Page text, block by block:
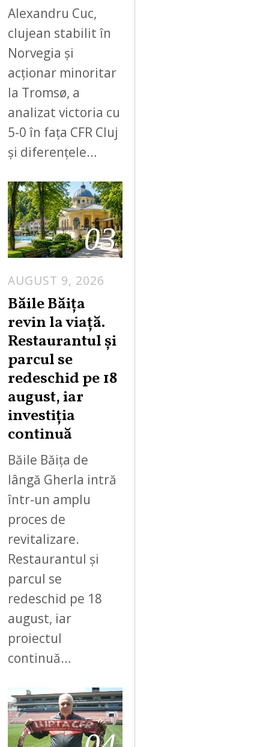
Alexandru Cuc,
clujean stabilit în
Norvegia și
acționar minoritar
la Tromsø, a
analizat victoria cu
5-0 în fața CFR Cluj
și diferențele…
03
AUGUST 9, 2026
S
9
Băile Băița
revin la viață.
Restaurantul și
parcul se
redeschid pe 18
august, iar
investiția
continuă
Băile Băița de
lângă Gherla intră
într-un amplu
proces de
revitalizare.
Restaurantul și
parcul se
redeschid pe 18
august, iar
proiectul
continuă…